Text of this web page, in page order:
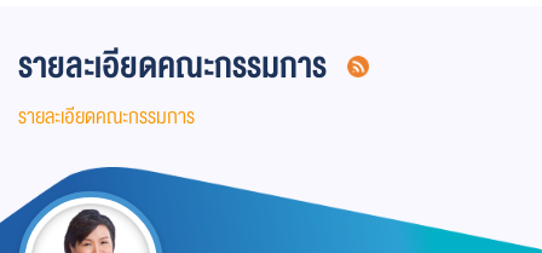
รายละเอียดคณะกรรมการ
รายละเอียดคณะกรรมการ